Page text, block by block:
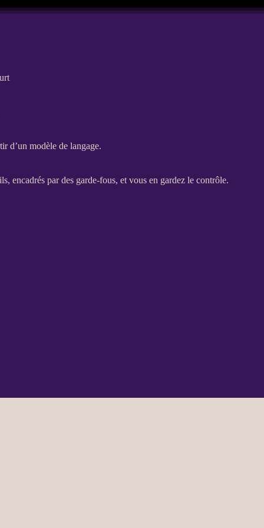
d’un modèle de langage.
encadrés par des garde-fous, et vous en gardez le contrôle.